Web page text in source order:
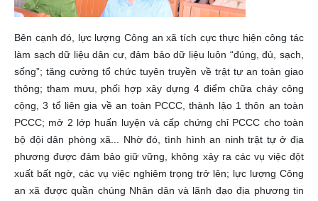
Bên cạnh đó, lực lượng Công an xã tích cực thực hiện công tác
làm sạch dữ liệu dân cư, đảm bảo dữ liệu luôn “đúng, đủ, sạch,
sống”; tăng cường tổ chức tuyên truyền về trật tự an toàn giao
thông; tham mưu, phối hợp xây dựng 4 điểm chữa cháy công
cộng, 3 tổ liên gia về an toàn PCCC, thành lậo 1 thôn an toàn
PCCC; mở 2 lớp huấn luyện và cấp chứng chỉ PCCC cho toàn
bộ đội dân phòng xã... Nhờ đó, tình hình an ninh trật tự ở địa
phương được đảm bảo giữ vững, không xảy ra các vụ việc đột
xuất bất ngờ, các vụ việc nghiêm trọng trở lên; lực lượng Công
an xã được quần chúng Nhân dân và lãnh đạo địa phương tin